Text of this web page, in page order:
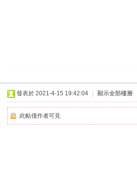
發表於 2021-4-15 19:42:04 顯示全部樓層
此帖僅作者可見